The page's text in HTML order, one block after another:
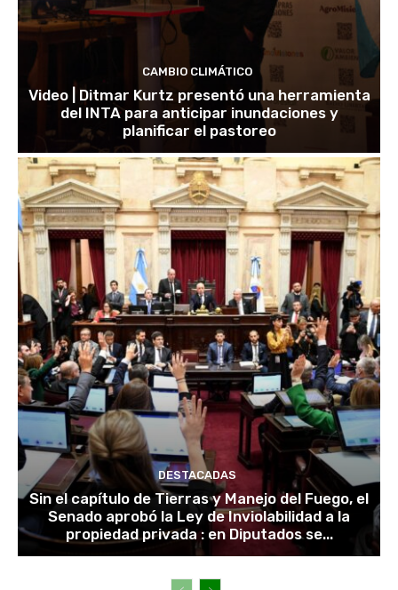
CAMBIO CLIMÁTICO
Video | Ditmar Kurtz presentó una herramienta
del INTA para anticipar inundaciones y
planificar el pastoreo
DESTACADAS
Sin el capítulo de Tierras y Manejo del Fuego, el
Senado aprobó la Ley de Inviolabilidad a la
propiedad privada : en Diputados se...